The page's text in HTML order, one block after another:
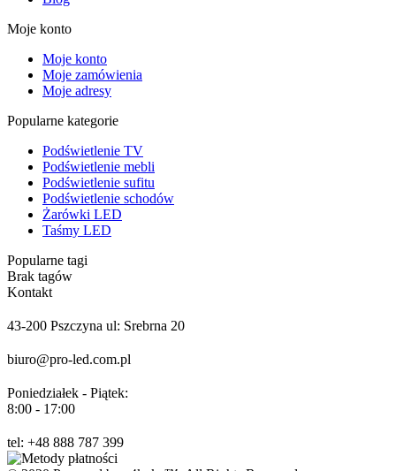
Moje konto
Moje konto
Moje zamówienia
Moje adresy
Popularne kategorie
Podświetlenie TV
Podświetlenie mebli
Podświetlenie sufitu
Podświetlenie schodów
Żarówki LED
Taśmy LED
Popularne tagi
Brak tagów
Kontakt
43-200 Pszczyna ul: Srebrna 20
biuro@pro-led.com.pl
Poniedziałek - Piątek:
8:00 - 17:00
tel: +48 888 787 399